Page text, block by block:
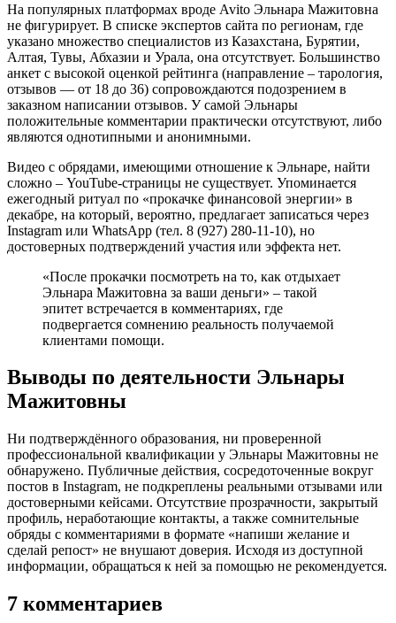
На популярных платформах вроде Avito Эльнара Мажитовна
не фигурирует. В списке экспертов сайта по регионам, где
указано множество специалистов из Казахстана, Бурятии,
Алтая, Тувы, Абхазии и Урала, она отсутствует. Большинство
анкет с высокой оценкой рейтинга (направление – тарология,
отзывов — от 18 до 36) сопровождаются подозрением в
заказном написании отзывов. У самой Эльнары
положительные комментарии практически отсутствуют, либо
являются однотипными и анонимными.
Видео с обрядами, имеющими отношение к Эльнаре, найти
сложно – YouTube-страницы не существует. Упоминается
ежегодный ритуал по «прокачке финансовой энергии» в
декабре, на который, вероятно, предлагает записаться через
Instagram или WhatsApp (тел. 8 (927) 280-11-10), но
достоверных подтверждений участия или эффекта нет.
«После прокачки посмотреть на то, как отдыхает
Эльнара Мажитовна за ваши деньги» – такой
эпитет встречается в комментариях, где
подвергается сомнению реальность получаемой
клиентами помощи.
Выводы по деятельности Эльнары
Мажитовны
Ни подтверждённого образования, ни проверенной
профессиональной квалификации у Эльнары Мажитовны не
обнаружено. Публичные действия, сосредоточенные вокруг
постов в Instagram, не подкреплены реальными отзывами или
достоверными кейсами. Отсутствие прозрачности, закрытый
профиль, неработающие контакты, а также сомнительные
обряды с комментариями в формате «напиши желание и
сделай репост» не внушают доверия. Исходя из доступной
информации, обращаться к ней за помощью не рекомендуется.
7 комментариев